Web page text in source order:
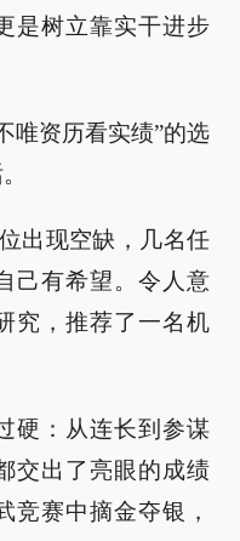
是树立靠实干进步
唯资历看实绩”的选
出现空缺，几名任
己有希望。令人意
究，推荐了一名机
硬：从连长到参谋
交出了亮眼的成绩
赛中摘金夺银，